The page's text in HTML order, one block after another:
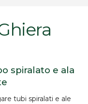
spiralato e ala
tubi spiralati e ale